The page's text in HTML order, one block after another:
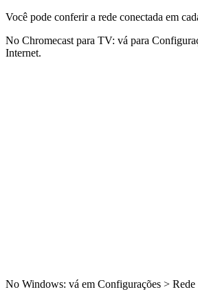
Você pode conferir a rede conectada em
No Chromecast para TV: vá para
Internet.
No Windows: vá em Configurações >